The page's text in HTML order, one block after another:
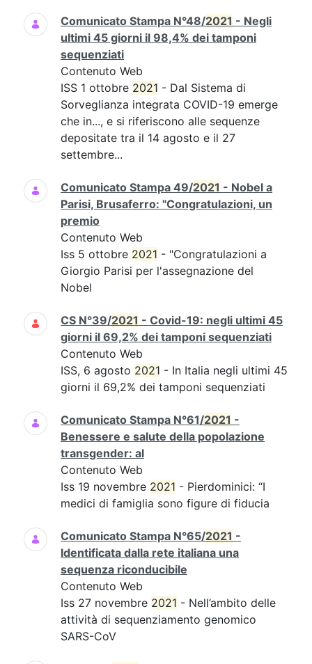
Comunicato Stampa N°48/2021 - Negli
ultimi 45 giorni il 98,4% dei tamponi
sequenziati
Contenuto Web
ISS 1 ottobre 2021 - Dal Sistema di
Sorveglianza integrata COVID-19 emerge
che in..., e si riferiscono alle sequenze
depositate tra il 14 agosto e il 27
settembre...
Comunicato Stampa 49/2021 - Nobel a
Parisi, Brusaferro: "Congratulazioni, un
premio
Contenuto Web
Iss 5 ottobre 2021 - "Congratulazioni a
Giorgio Parisi per l'assegnazione del
Nobel
CS N°39/2021 - Covid-19: negli ultimi 45
giorni il 69,2% dei tamponi sequenziati
Contenuto Web
ISS, 6 agosto 2021 - In Italia negli ultimi 45
giorni il 69,2% dei tamponi sequenziati
Comunicato Stampa N°61/2021 -
Benessere e salute della popolazione
transgender: al
Contenuto Web
Iss 19 novembre 2021 - Pierdominici: “I
medici di famiglia sono figure di fiducia
Comunicato Stampa N°65/2021 -
Identificata dalla rete italiana una
sequenza riconducibile
Contenuto Web
Iss 27 novembre 2021 - Nell’ambito delle
attività di sequenziamento genomico
SARS-CoV